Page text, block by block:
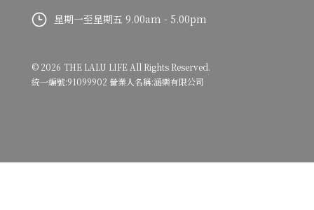
星期一至星期五 9.00am - 5.00pm
© 2026 THE LALU LIFE All Rights Reserved.
統一編號:91099902 營業人名稱:涵樂有限公司